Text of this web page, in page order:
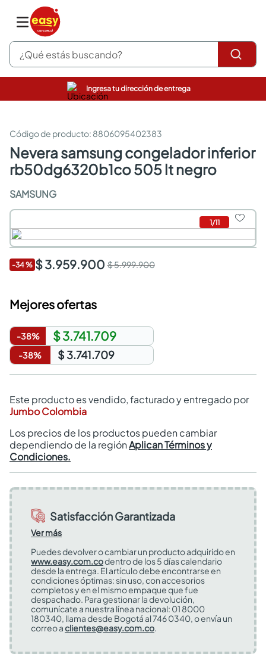
¿Qué estás buscando?
Ingresa tu dirección de entrega
: 8806095402383
nevera samsung congelador inferior
rb50dg6320b1co 505 lt negro
SAMSUNG
1/11
-34% $ 3.959.900 $ 5.999.900
Mejores ofertas
-38% $ 3.741.709
-38% $ 3.741.709
Este producto es vendido, facturado y entregado por
Jumbo Colombia
Los precios de los productos pueden cambiar
dependiendo de la regiónAplican Términos y
Condiciones.
Satisfacción Garantizada
Ver más
Puedes devolver o cambiar un producto adquirido en
www.easy.com.codentro de los 5 días calendario
desde la entrega. El artículo debe encontrarse en
condiciones óptimas: sin uso, con accesorios
completos y en el mismo empaque que fue
despachado. Para gestionar la devolución,
comunícate a nuestra línea nacional: 01 8000
180340, llama desde Bogotá al 746 0340, o envía un
correo aclientes@easy.com.co.
pinturas
sanitarios
comedor
escritorio
comedores
armarios closet